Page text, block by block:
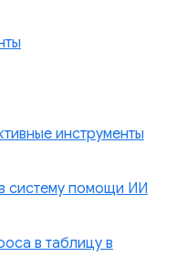
инструменты
систему помощи ИИ
в таблицу в